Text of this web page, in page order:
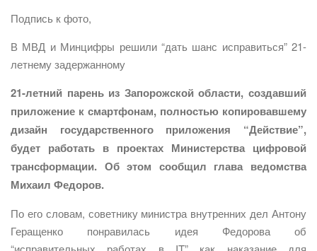
Подпись к фото,
В МВД и Минцифры решили “дать шанс исправиться” 21-
летнему задержанному
21-летний парень из Запорожской области, создавший
приложение к смартфонам, полностью копировавшему
дизайн государственного приложения “Действие”,
будет работать в проектах Министерства цифровой
трансформации. Об этом сообщил глава ведомства
Михаил Федоров.
По его словам, советнику министра внутренних дел Антону
Геращенко понравилась идея Федорова об